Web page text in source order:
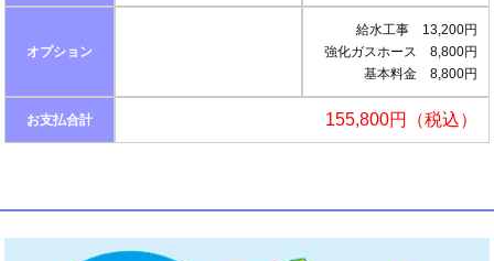
オプション
給水工事 13,200円
強化ガスホース 8,800円
基本料金 8,800円
お支払合計 155,800円（税込）